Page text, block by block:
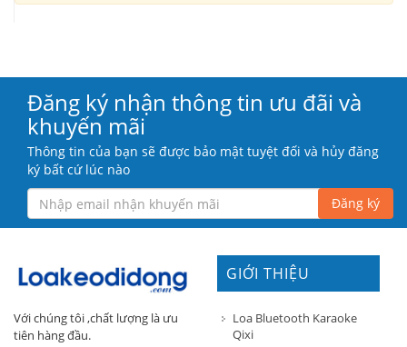
Đăng ký nhận thông tin ưu đãi và
khuyến mãi
Thông tin của bạn sẽ được bảo mật tuyệt đối và hủy đăng
ký bất cứ lúc nào
Đăng ký
Với chúng tôi ,chất lượng là ưu
tiên hàng đầu.
GIỚI THIỆU
Loa Bluetooth Karaoke
Qixi